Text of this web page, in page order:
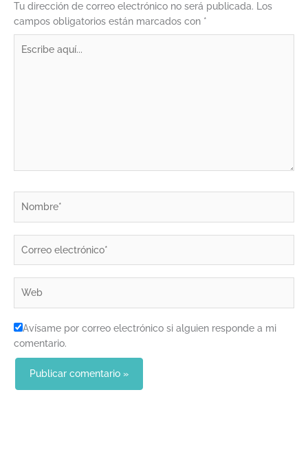
Tu dirección de correo electrónico no será publicada.
Los
campos obligatorios están marcados con *
aquí...
electrónico*
Avísame por correo electrónico si alguien responde a mi
comentario.